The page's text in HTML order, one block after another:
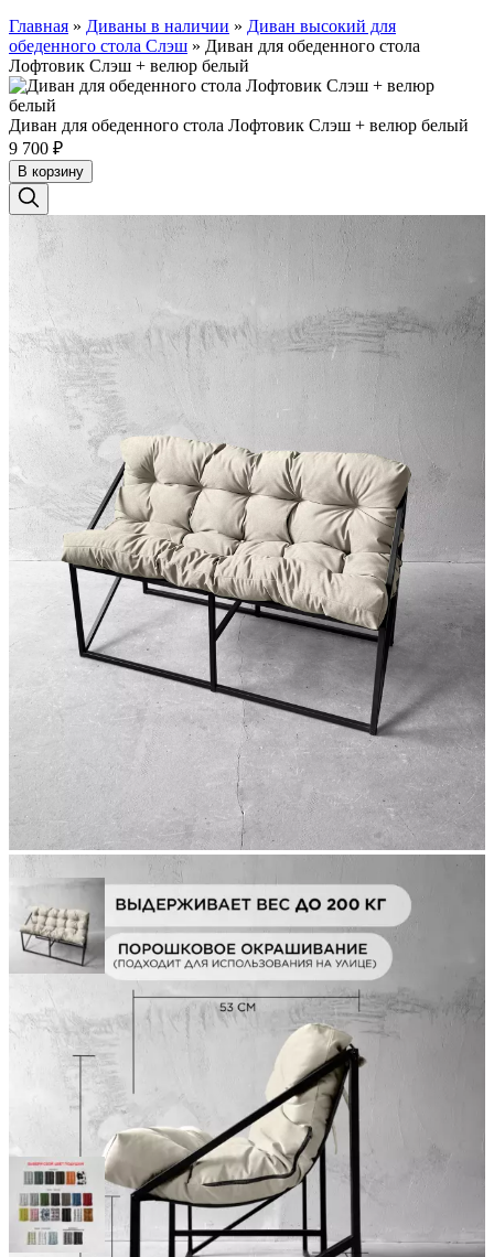
Главная » Диваны в наличии » Диван высокий для
обеденного стола Слэш » Диван для обеденного стола
Лофтовик Слэш + велюр белый
Диван для обеденного стола Лофтовик Слэш + велюр белый
9 700 ₽
В корзину